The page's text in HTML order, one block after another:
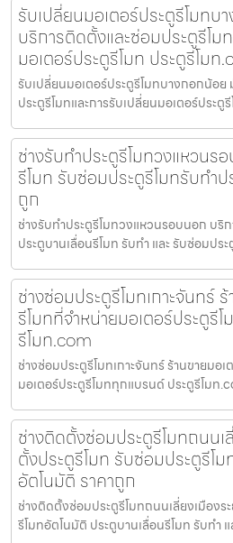
รับเปลี่ยนมอเตอร์ประตูรีโมทบ
บริการติดตั้งและซ่อมประตูรีโม
มอเตอร์ประตูรีโมท ประตูรีโมท
รับเปลี่ยนมอเตอร์ประตูรีโมทบางกอกน้อย
ประตูรีโมทและการรับเปลี่ยนมอเตอร์ประตู
ช่างรับทำประตูรีโมทวงแหวน
รีโมท รับซ่อมประตูรีโมทรับทำ
ถูก
ช่างรับทำประตูรีโมทวงแหวนรอบนอก บริ
ประตูบานเลื่อนรีโมท รับทำ และ รับซ่อมปร
ช่างซ่อมประตูรีโมทเกาะจันทร์
รีโมทที่จำหน่ายมอเตอร์ประตูรี
รีโมท.com
ช่างซ่อมประตูรีโมทเกาะจันทร์ ร้านขายมอ
มอเตอร์ประตูรีโมททุกแบรนด์ ประตูรีโมท
ช่างติดตั้งซ่อมประตูรีโมทถนนเ
ตั้งประตูรีโมท รับซ่อมประตูรีโ
อัตโนมัติ ราคาถูก
ช่างติดตั้งซ่อมประตูรีโมทถนนเลี่ยงเมืองร
รีโมทอัตโนมัติ ประตูบานเลื่อนรีโมท รับทำ